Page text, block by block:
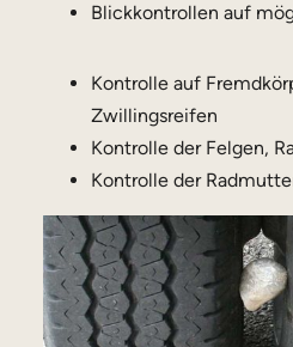
Blickkontrollen auf
Kontrolle auf
Zwillingsreifen
Kontrolle der Felgen,
Kontrolle der